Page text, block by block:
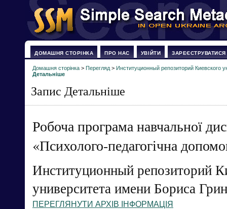
ДОМАШНЯ СТОРІНКА ПРО НАС УВІЙТИ ЗАРЕЄСТРУВАТИСЯ
Домашня сторінка > Перегляд > Институционный репозиторий Киевского
Детальніше
Запис Детальніше
Робоча програма навчальної
«Психолого-педагогічна
Институционный репозиторий
университета имени Бориса
ПЕРЕГЛЯНУТИ АРХІВ ІНФОРМАЦІЯ